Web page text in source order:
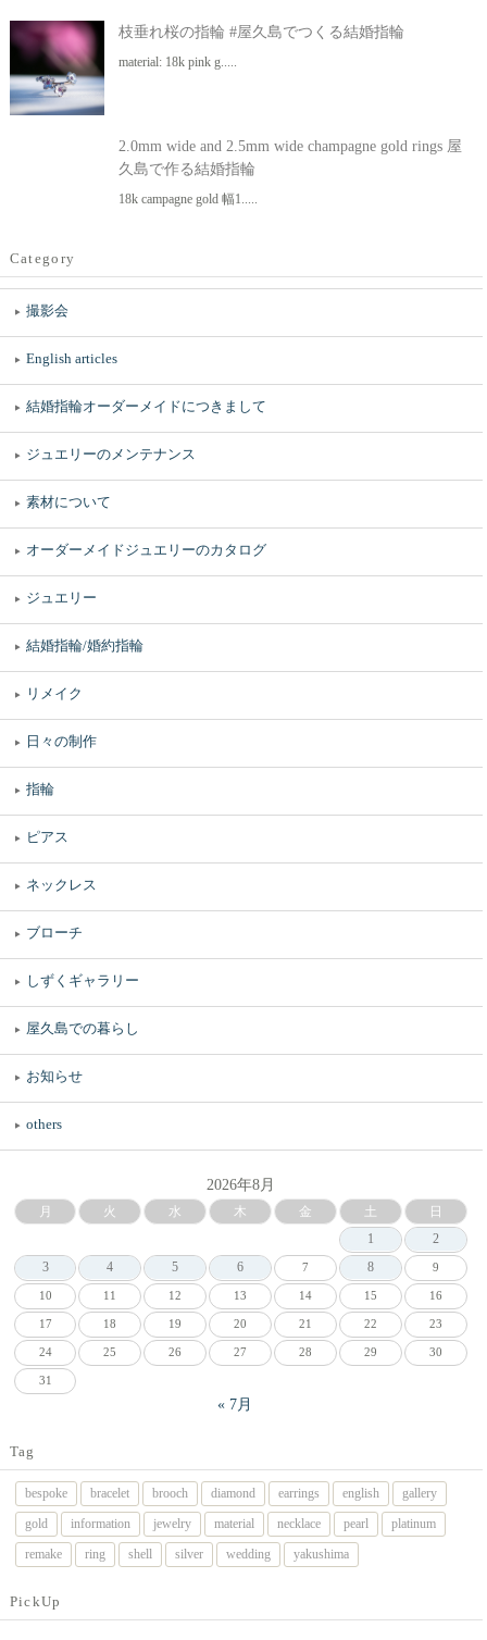
枝垂れ桜の指輪 #屋久島でつくる結婚指輪
material: 18k pink g.....
2.0mm wide and 2.5mm wide champagne gold rings 屋
久島で作る結婚指輪
18k campagne gold 幅1.....
Category
撮影会
English articles
結婚指輪オーダーメイドにつきまして
ジュエリーのメンテナンス
素材について
オーダーメイドジュエリーのカタログ
ジュエリー
結婚指輪/婚約指輪
リメイク
日々の制作
指輪
ピアス
ネックレス
ブローチ
しずくギャラリー
屋久島での暮らし
お知らせ
others
2026年8月
月 火 水 木 金 土
日
1
2
3
4 5 6 7 8 9
10 11 12 13 14 15 16
17 18 19 20 21 22 23
24 25 26 27 28 29 30
31
« 7月
Tag
bespoke bracelet brooch diamond earrings english
gallery
gold
information jewelry material necklace pearl
platinum
remake
ring shell silver wedding yakushima
PickUp